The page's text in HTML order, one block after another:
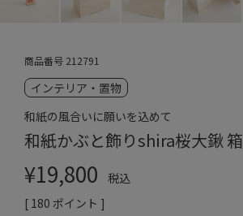
商品番号 212791
インテリア・置物
和紙の風合いに願いを込めて
和紙かぶと飾りshira桜大鍬
¥19,800
税込
[ 180 ポイント ]